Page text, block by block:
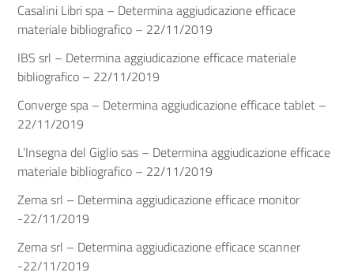
Casalini Libri spa – Determina aggiudicazione efficace
materiale bibliografico – 22/11/2019
IBS srl – Determina aggiudicazione efficace materiale
bibliografico – 22/11/2019
Converge spa – Determina aggiudicazione efficace tablet –
22/11/2019
L’Insegna del Giglio sas – Determina aggiudicazione efficace
materiale bibliografico – 22/11/2019
Zema srl – Determina aggiudicazione efficace monitor
-22/11/2019
Zema srl – Determina aggiudicazione efficace scanner
-22/11/2019